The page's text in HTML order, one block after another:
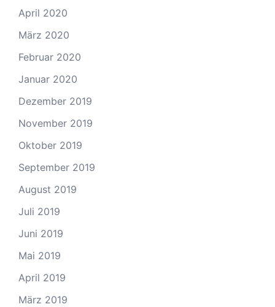
April 2020
März 2020
Februar 2020
Januar 2020
Dezember 2019
November 2019
Oktober 2019
September 2019
August 2019
Juli 2019
Juni 2019
Mai 2019
April 2019
März 2019